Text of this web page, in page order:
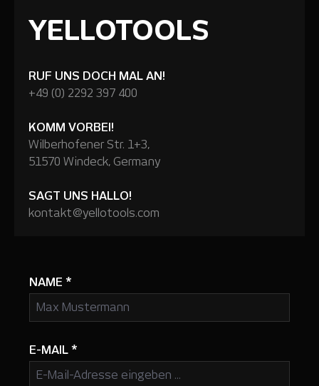
YELLOTOOLS
RUF UNS DOCH MAL AN!
+49 (0) 2292 397 400
KOMM VORBEI!
Wilberhofener Str. 1+3,
51570 Windeck, Germany
SAGT UNS HALLO!
kontakt@yellotools.com
NAME *
E-MAIL *